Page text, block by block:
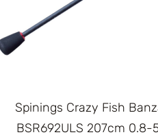
Spinings Crazy Fish
BSR692ULS 207cm 0.8-